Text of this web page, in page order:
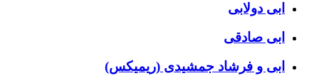
ابی دولابی
ابی صادقی
ابی و فرشاد جمشیدی (ریمیکس)